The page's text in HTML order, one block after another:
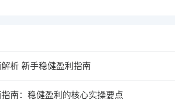
析 新手稳健盈利指南
南：稳健盈利的核心实操要点